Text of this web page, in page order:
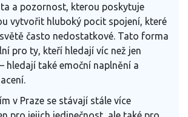
a pozornost, kterou poskytuje
vytvořit hluboký pocit spojení, které
často nedostatkové. Tato forma
pro ty, kteří hledají víc než jen
hledají také emoční naplnění a
v Praze se stávají stále více